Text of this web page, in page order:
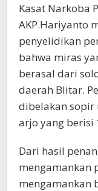
Kasat Narkoba
AKP.Hariyanto
penyelidikan
bahwa miras
berasal dari
daerah Blitar.
dibelakan sopir
arjo yang berisi
Dari hasil
mengamankan
mengamankan